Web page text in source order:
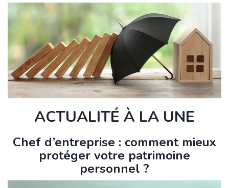
ACTUALITÉ À LA UNE
Chef d’entreprise : comment mieux
protéger votre patrimoine
personnel ?